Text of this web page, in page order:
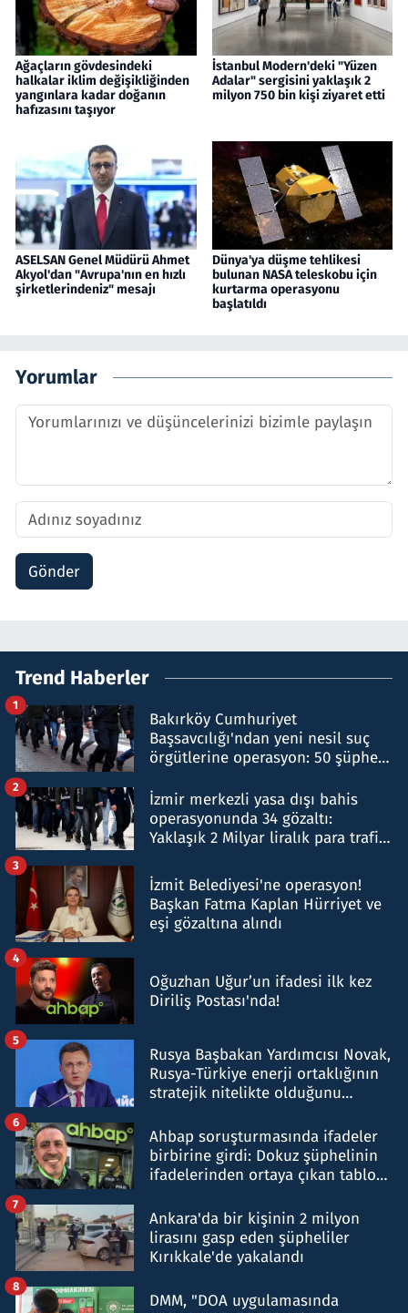
Ağaçların gövdesindeki
halkalar iklim değişikliğinden
yangınlara kadar doğanın
hafızasını taşıyor
İstanbul Modern'deki "Yüzen
Adalar" sergisini yaklaşık 2
milyon 750 bin kişi ziyaret etti
ASELSAN Genel Müdürü Ahmet
Akyol'dan "Avrupa'nın en hızlı
şirketlerindeniz" mesajı
Dünya'ya düşme tehlikesi
bulunan NASA teleskobu için
kurtarma operasyonu
başlatıldı
Yorumlar
Gönder
Trend Haberler
Bakırköy Cumhuriyet
Başsavcılığı'ndan yeni nesil suç
örgütlerine operasyon: 50 şüpheli
1
İzmir merkezli yasa dışı bahis
operasyonunda 34 gözaltı:
Yaklaşık 2 Milyar liralık para trafiği
2
İzmit Belediyesi'ne operasyon!
Başkan Fatma Kaplan Hürriyet ve
eşi gözaltına alındı
3
Oğuzhan Uğur’un ifadesi ilk kez
Diriliş Postası'nda!
4
Rusya Başbakan Yardımcısı Novak,
Rusya-Türkiye enerji ortaklığının
stratejik nitelikte olduğunu
5
Ahbap soruşturmasında ifadeler
birbirine girdi: Dokuz şüphelinin
ifadelerinden ortaya çıkan tablo
6
Ankara'da bir kişinin 2 milyon
lirasını gasp eden şüpheliler
Kırıkkale'de yakalandı
7
DMM, "DOA uygulamasında
8